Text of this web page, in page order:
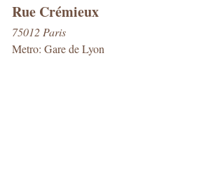
Rue Crémieux
75012 Paris
Metro: Gare de Lyon